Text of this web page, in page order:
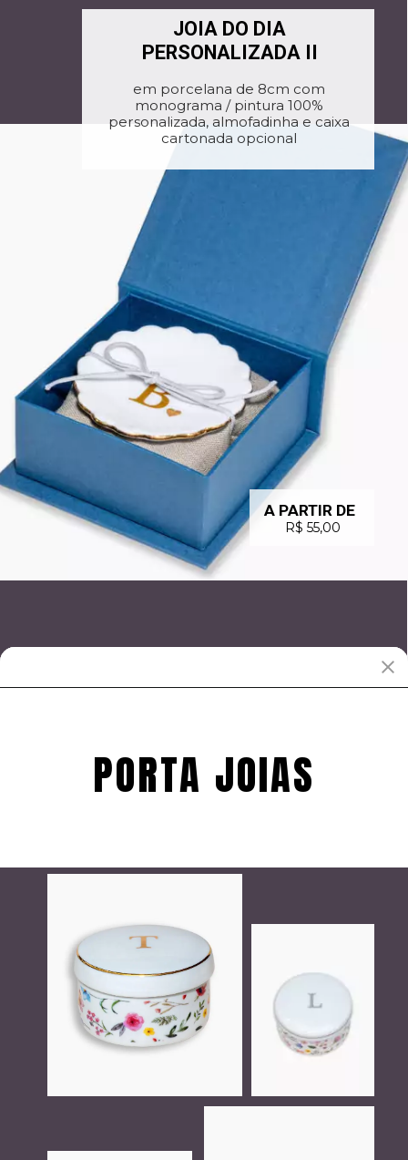
JOIA DO DIA
PERSONALIZADA II
A PARTIR DE
em porcelana de 8cm com
monograma / pintura 100%
personalizada, almofadinha e caixa
cartonada opcional
R$ 55,00
PORTA JOIAS